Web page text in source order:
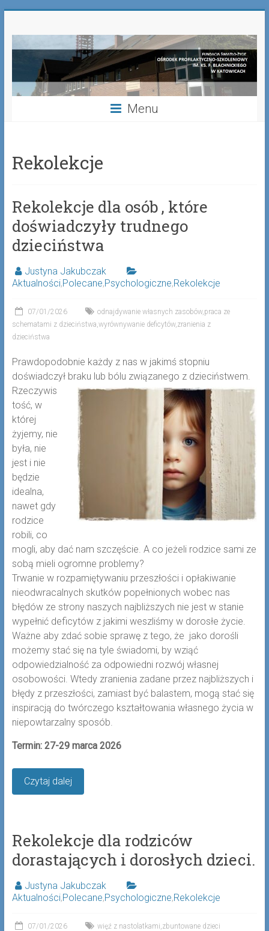
Fundacja
Światło-
Życie
Szkoleniowy
Franciszka
Blachnickiego
w
Katowicach
Menu
Rekolekcje
Rekolekcje dla osób , które
doświadczyły trudnego
dzieciństwa
Justyna Jakubczak
Aktualności,Polecane,Psychologiczne,Rekolekcje
07/01/2026 odnajdywanie własnych zasobów, praca ze
schematami z dzieciństwa wyrównywanie deficytów, zranienia z
dzieciństwa
Prawdopodobnie każdy z nas w jakimś stopniu
doświadczył braku lub bólu związanego z dzieciństwem.
Rzeczywis
tość, w
której
żyjemy, nie
była, nie
jest i nie
będzie
idealna,
nawet gdy
rodzice
robili, co
mogli, aby dać nam szczęście. A co jeżeli rodzice sami ze
sobą mieli ogromne problemy?
Trwanie w rozpamiętywaniu przeszłości i opłakiwanie
nieodwracalnych skutków popełnionych wobec nas
błędów ze strony naszych najbliższych nie jest w stanie
wypełnić deficytów z jakimi weszliśmy w dorosłe życie.
Ważne aby zdać sobie sprawę z tego, że jako dorośli
możemy stać się na tyle świadomi, by wziąć
odpowiedzialność za odpowiedni rozwój własnej
osobowości. Wtedy zranienia zadane przez najbliższych i
błędy z przeszłości, zamiast być balastem, mogą stać się
inspiracją do twórczego kształtowania własnego życia w
niepowtarzalny sposób.
Termin: 27-29 marca 2026
Czytaj dalej
Rekolekcje dla rodziców
dorastających i dorosłych dzieci.
Justyna Jakubczak
Aktualności,Polecane,Psychologiczne,Rekolekcje
07/01/2026 więź z nastolatkami zbuntowane dzieci